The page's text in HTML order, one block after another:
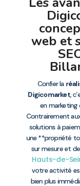
web et
Confier la
Digicomarket,
en marketing
Contrairement
solutions à
une **propriété
sur mesure et
Hauts-de-
votre activité
bien plus